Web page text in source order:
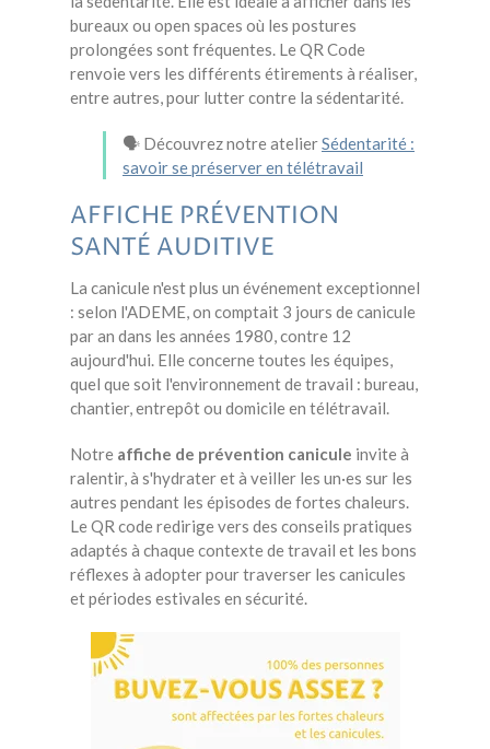
bureaux ou open spaces où les postures
prolongées sont fréquentes. Le QR Code
renvoie vers les différents étirements à réaliser,
entre autres, pour lutter contre la sédentarité.
🗣️ Découvrez notre atelierSédentarité :
savoir se préserver en télétravail
AFFICHE PRÉVENTION
SANTÉ AUDITIVE
La canicule n'est plus un événement exceptionnel
: selon l'ADEME, on comptait 3 jours de canicule
par an dans les années 1980, contre 12
aujourd'hui. Elle concerne toutes les équipes,
quel que soit l'environnement de travail : bureau,
chantier, entrepôt ou domicile en télétravail.
Notre affiche de prévention canicule invite à
ralentir, à s'hydrater et à veiller les un·es sur les
autres pendant les épisodes de fortes chaleurs.
Le QR code redirige vers des conseils pratiques
adaptés à chaque contexte de travail et les bons
réflexes à adopter pour traverser les canicules
et périodes estivales en sécurité.